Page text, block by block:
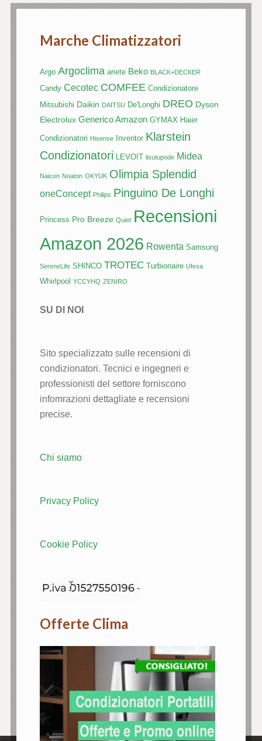
Marche Climatizzatori
Argo Argoclima ariete Beko BLACK+DECKER
Candy Cecotec COMFEE Condizionatore
Mitsubishi Daikin DAITSU De'Longhi DREO Dyson
Electrolux Generico Amazon GYMAX Haier
Condizionatori Hisense Inventor Klarstein
Condizionatori LEVOIT lisutupode Midea
Naicon Noaton OKYUK Olimpia Splendid
oneConcept Philips Pinguino De Longhi
Princess Pro Breeze Quiet Recensioni
Amazon 2026 Rowenta Samsung
SereneLife SHINCO TROTEC Turbionaire Ufesa
Whirlpool YCCYHQ ZENIRO
SU DI NOI
Sito specializzato sulle recensioni di
condizionatori. Tecnici e ingegneri e
professionisti del settore forniscono
infomrazioni dettagliate e recensioni
precise.
Chi siamo
Privacy Policy
Cookie Policy
Offerte Clima